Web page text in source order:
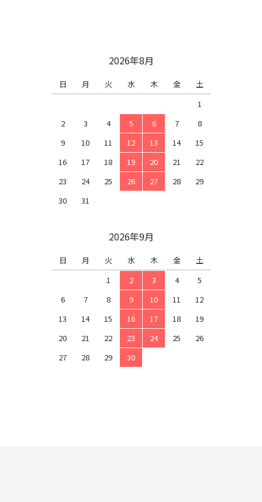
2026年8月
日 月 火 水 木 金
土
1
2
3 4 5 6 7
8
9
10 11 12 13 14
15
16
17 18 19 20 21
22
23
24 25 26 27 28
29
30
31
2026年9月
日 月 火 水 木 金
土
1
2 3 4
5
6
7 8 9 10 11
12
13
14 15 16 17 18
19
20
21 22 23 24 25
26
27
28 29 30